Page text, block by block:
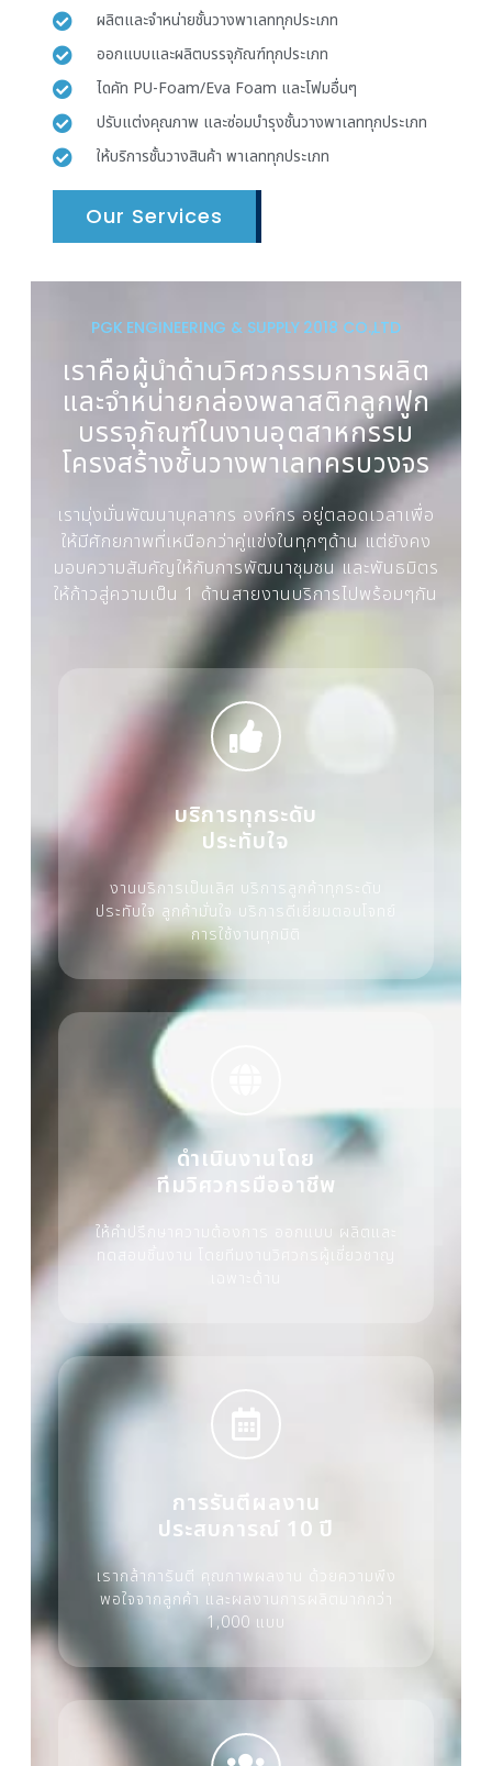
ผลิตและจำหน่ายชั้นวางพาเลททุกประเภท
ออกแบบและผลิตบรรจุภัณฑ์ทุกประเภท
ไดคัท PU-Foam/Eva Foam และโฟมอื่นๆ
ปรับแต่งคุณภาพ และซ่อมบำรุงชั้นวางพาเลททุกประเภท
ให้บริการชั้นวางสินค้า พาเลททุกประเภท
Our Services
PGK ENGINEERING & SUPPLY 2018 CO.,LTD
เราคือผู้นำด้านวิศวกรรมการผลิต
และจำหน่ายกล่องพลาสติกลูกฟูก
บรรจุภัณฑ์ในงานอุตสาหกรรม
โครงสร้างชั้นวางพาเลทครบวงจร
เรามุ่งมั่นพัฒนาบุคลากร องค์กร อยู่ตลอดเวลาเพื่อ
ให้มีศักยภาพที่เหนือกว่าคู่แข่งในทุกๆด้าน แต่ยังคง
มอบความสัมคัญให้กับการพัฒนาชุมชน และพันธมิตร
ให้ก้าวสู่ความเป็น 1 ด้านสายงานบริการไปพร้อมๆกัน
บริการทุกระดับ
ประทับใจ
งานบริการเป็นเลิศ บริการลูกค้าทุกระดับ
ประทับใจ ลูกค้ามั่นใจ บริการดีเยี่ยมตอบโจทย์
การใช้งานทุกมิติ
ดำเนินงานโดย
ทีมวิศวกรมืออาชีพ
ให้คำปรึกษาความต้องการ ออกแบบ ผลิตและ
ทดสอบชิ้นงาน โดยทีมงานวิศวกรผู้เชี่ยวชาญ
การรันตีผลงาน
ประสบการณ์ 10 ปี
เรากล้าการันตี คุณภาพผลงาน ด้วยความพึง
พอใจจากลูกค้า และผลงานการผลิตมากกว่า
1,000 แบบ